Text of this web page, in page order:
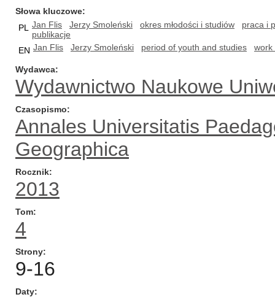
Słowa kluczowe
PL
Jan Flis Jerzy Smoleński okres młodości i studiów
praca i
publikacje
EN Jan Flis Jerzy Smoleński period of youth and studies work
Wydawca
Wydawnictwo Naukowe
Czasopismo
Annales Universitatis
Geographica
Rocznik
2013
Tom
4
Strony
9-16
Daty